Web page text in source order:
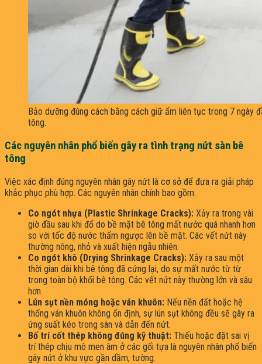
Bảo dưỡng đúng cách bằng cách giữ ẩm liên tục trong 7 ngày
tông.
Các nguyên nhân phổ biến gây ra tình trạng nứt sàn bê
tông
Việc xác định đúng nguyên nhân gây nứt là cơ sở để đưa ra giải pháp
khắc phục phù hợp. Các nguyên nhân chính bao gồm:
Co ngót nhựa (Plastic Shrinkage Cracks): Xảy ra trong vài
giờ đầu sau khi đổ do bề mặt bê tông mất nước quá nhanh hơn
so với tốc độ nước thấm ngược lên bề mặt. Các vết nứt này
thường nông, nhỏ và xuất hiện ngẫu nhiên.
Co ngót khô (Drying Shrinkage Cracks): Xảy ra sau một
thời gian dài khi bê tông đã cứng lại, do sự mất nước từ từ
trong toàn bộ khối bê tông. Các vết nứt này thường lớn và sâu
hơn.
Lún sụt nền móng hoặc ván khuôn: Nếu nền đất hoặc hệ
thống ván khuôn không ổn định, sự lún sụt không đều sẽ gây ra
ứng suất kéo trong sàn và dẫn đến nứt.
Bố trí cốt thép không đúng kỹ thuật: Thiếu hoặc đặt sai vị
trí thép chịu mô men âm ở các gối tựa là nguyên nhân phổ biến
gây nứt ở khu vực gần dầm, tường.